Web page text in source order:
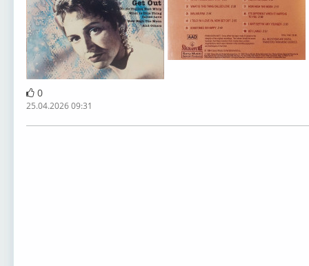
0
25.04.2026 09:31